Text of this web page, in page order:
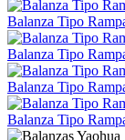
Balanza Tipo
Balanza Tipo
Balanza Tipo
Balanza Tipo